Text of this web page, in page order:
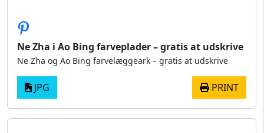
Ne Zha i Ao Bing farveplader – gratis at udskrive
Ne Zha og Ao Bing farvelæggeark – gratis at udskrive
JPG PRINT